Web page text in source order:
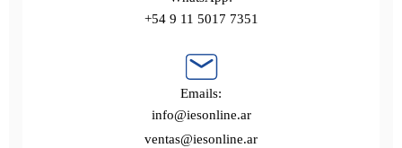
+54 9 11 5017 7351
Emails:
info@iesonline.ar
ventas@iesonline.ar